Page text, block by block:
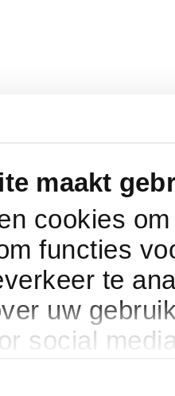
maakt
cookies
functies
te
uw
social